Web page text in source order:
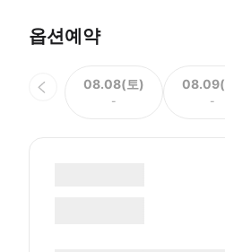
옵션예약
08.08(토)
- -